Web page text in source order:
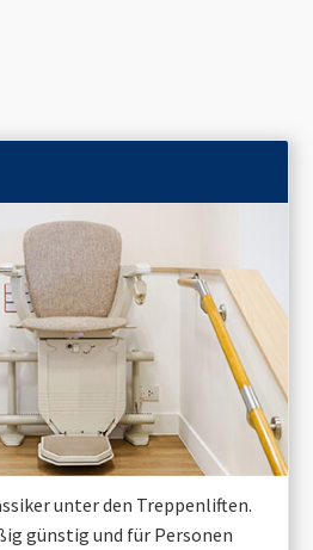
unter den Treppenliften.
günstig und für Personen